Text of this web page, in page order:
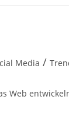
Media /
Web